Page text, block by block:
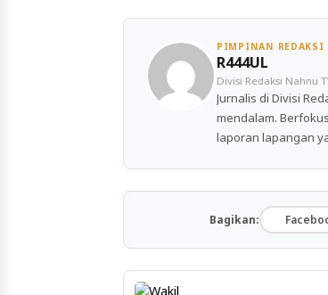
PIMPINAN REDAKSI
R444UL
Divisi Redaksi Nahnu
Jurnalis di Divisi
mendalam.
laporan lapangan
Bagikan: